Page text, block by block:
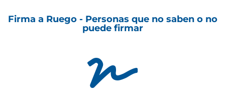
Firma a Ruego - Personas que no saben o no
puede firmar
